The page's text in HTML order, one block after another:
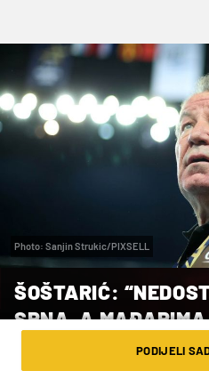
Photo: Sanjin Strukic/PIXSELL
ŠOŠTARIĆ:
SRNA, A MAĐARIMA
DA SE RAZMAŠU”
PODIJELI